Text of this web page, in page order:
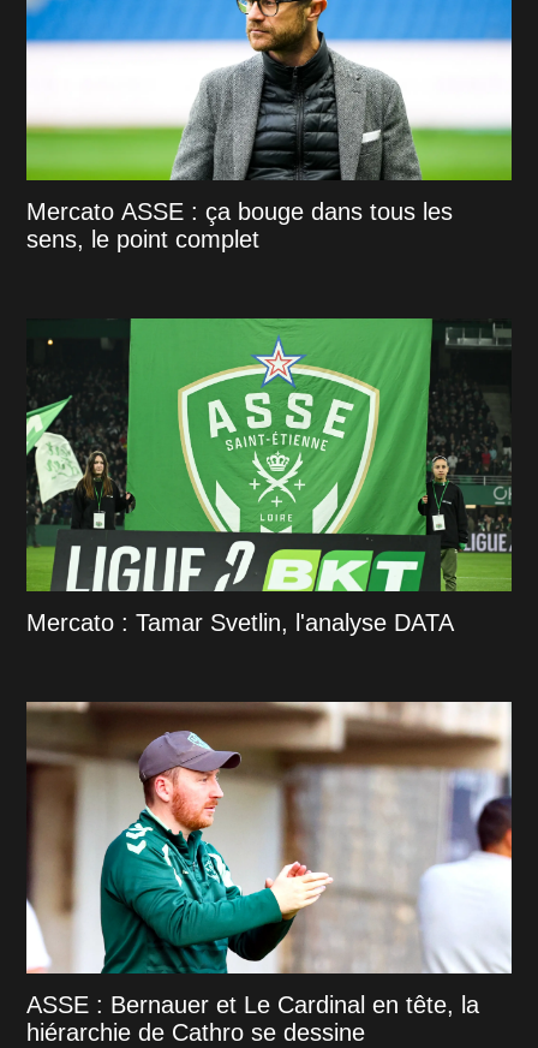
Mercato ASSE : ça bouge dans tous les
sens, le point complet
Mercato : Tamar Svetlin, l'analyse DATA
ASSE : Bernauer et Le Cardinal en tête, la
hiérarchie de Cathro se dessine